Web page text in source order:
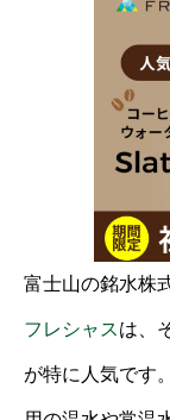
富士山の銘水株
フレシャスは、
が特に人気です